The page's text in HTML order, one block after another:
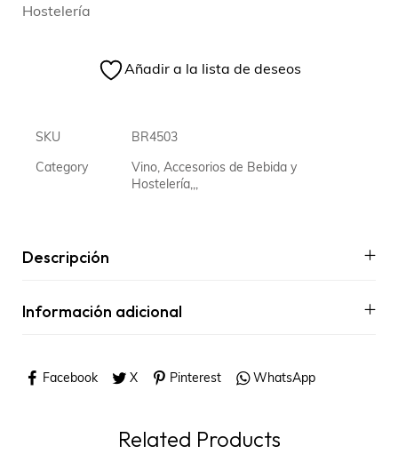
Hostelería
Añadir a la lista de deseos
SKU BR4503
Category
Vino, Accesorios de Bebida y
Hostelería,,,
Descripción
Información adicional
Facebook X Pinterest WhatsApp
Related Products